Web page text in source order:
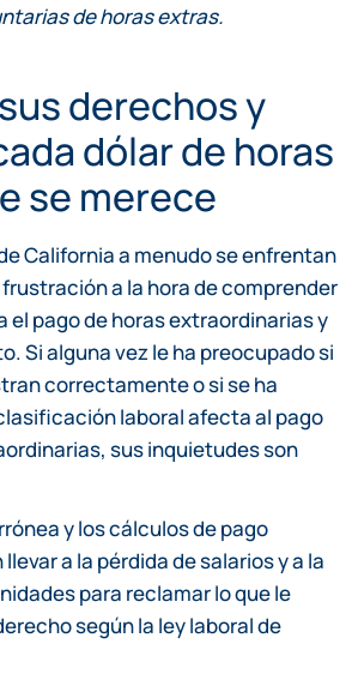
de horas extras.
derechos y
dólar de horas
se merece
California a menudo se enfrentan
a la hora de comprender
el pago de horas extraordinarias y
Si alguna vez le ha preocupado si
correctamente o si se ha
laboral afecta al pago
sus inquietudes son
y los cálculos de pago
a la pérdida de salarios y a la
para reclamar lo que le
según la ley laboral de